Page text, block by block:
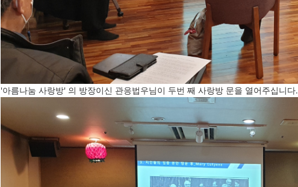
'아름나눔 사랑방' 의 방장이신 관응법우님이 두번 째 사랑방 문을 열어주십니다.